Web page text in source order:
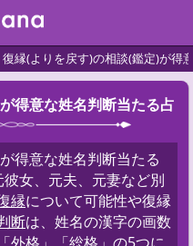
復縁(よりを戻す)の相談(鑑定)が得
得意な姓名判断当たる占
得意な姓名判断当たる
女、元夫、元妻など別
縁について可能性や復縁
断は、姓名の漢字の画数